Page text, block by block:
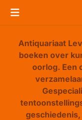
Cookievoorkeuren
Antiquariaat
boeken over
oorlog. Een